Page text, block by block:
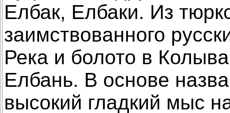
Елбак, Елбаки. Из
заимствованного
Река и болото в
Елбань. В основе
высокий гладкий мыс